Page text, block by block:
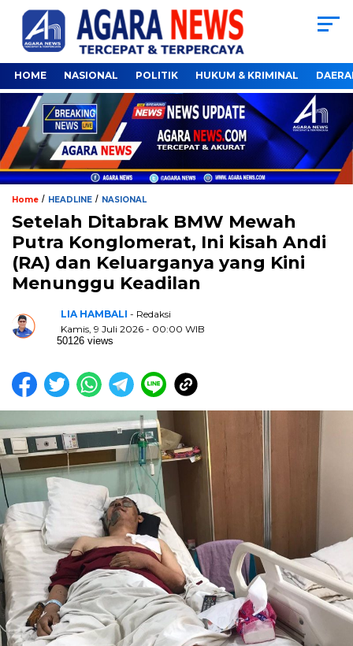
HOME NASIONAL POLITIK HUKUM & KRIMINAL
Home / HEADLINE / NASIONAL
Setelah Ditabrak BMW Mewah
Putra Konglomerat, Ini kisah Andi
(RA) dan Keluarganya yang Kini
Menunggu Keadilan
LIA HAMBALI - Redaksi
Kamis, 9 Juli 2026 - 00:00 WIB
50126 views